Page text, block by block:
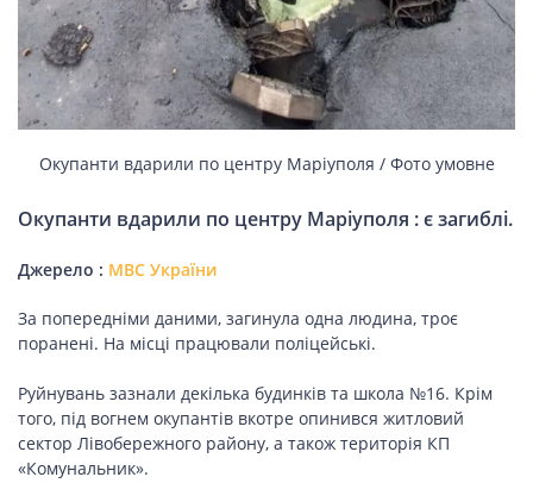
Літургійні
читання
УГКЦ
ПОДОРОЖІ
Подорожі
Україною
COVID-19
Окупанти вдарили по центру Маріуполя / Фото умовне
Окупанти вдарили по центру Маріуполя : є загиблі.
Джерело : МВС України
За попередніми даними, загинула одна людина, троє
поранені. На місці працювали поліцейські.
Руйнувань зазнали декілька будинків та школа №16. Крім
того, під вогнем окупантів вкотре опинився житловий
сектор Лівобережного району, а також територія КП
«Комунальник».